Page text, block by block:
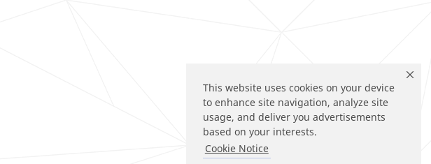
This website uses cookies on your device
to enhance site navigation, analyze site
usage, and deliver you advertisements
based on your interests.
Cookie Notice